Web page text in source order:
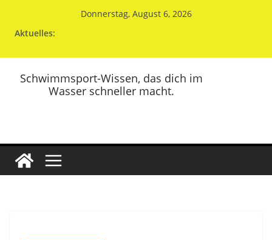
Donnerstag, August 6, 2026
Aktuelles:
Schwimmsport-Wissen, das dich im
Wasser schneller macht.